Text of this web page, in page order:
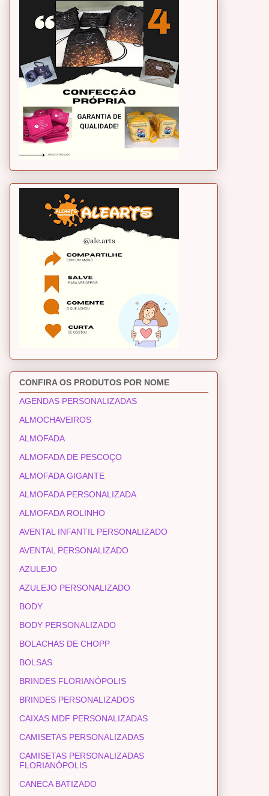
CONFIRA OS PRODUTOS POR NOME
AGENDAS PERSONALIZADAS
ALMOCHAVEIROS
ALMOFADA
ALMOFADA DE PESCOÇO
ALMOFADA GIGANTE
ALMOFADA PERSONALIZADA
ALMOFADA ROLINHO
AVENTAL INFANTIL PERSONALIZADO
AVENTAL PERSONALIZADO
AZULEJO
AZULEJO PERSONALIZADO
BODY
BODY PERSONALIZADO
BOLACHAS DE CHOPP
BOLSAS
BRINDES FLORIANÓPOLIS
BRINDES PERSONALIZADOS
CAIXAS MDF PERSONALIZADAS
CAMISETAS PERSONALIZADAS
CAMISETAS PERSONALIZADAS
FLORIANÓPOLIS
CANECA BATIZADO